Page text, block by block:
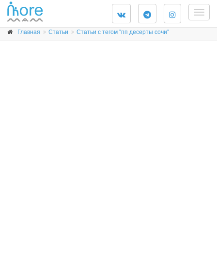
Главная Статьи Статьи с тегом "пп десерты сочи"